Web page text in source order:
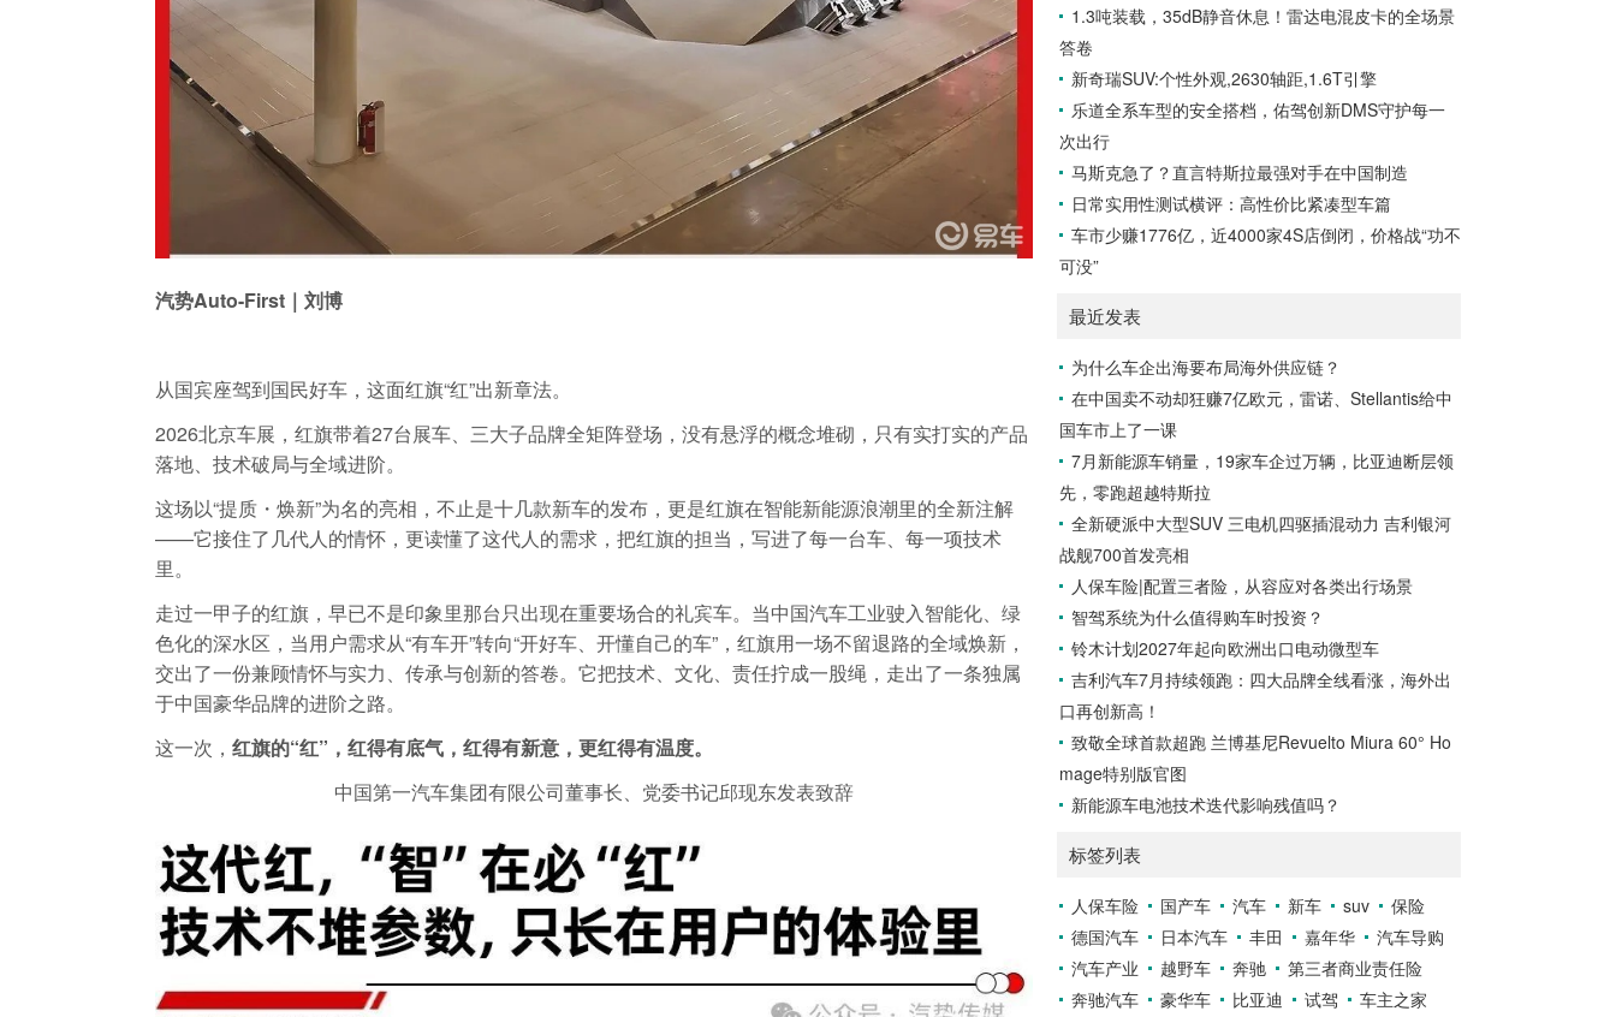
汽势Auto-First｜刘博
从国宾座驾到国民好车，这面红旗“红”出新章法。
2026北京车展，红旗带着27台展车、三大子品牌全矩阵登场，没有悬浮的概念堆砌，只有实打实的产品
落地、技术破局与全域进阶。
这场以“提质・焕新”为名的亮相，不止是十几款新车的发布，更是红旗在智能新能源浪潮里的全新注解
——它接住了几代人的情怀，更读懂了这代人的需求，把红旗的担当，写进了每一台车、每一项技术
里。
走过一甲子的红旗，早已不是印象里那台只出现在重要场合的礼宾车。当中国汽车工业驶入智能化、绿
色化的深水区，当用户需求从“有车开”转向“开好车、开懂自己的车”，红旗用一场不留退路的全域焕新，
交出了一份兼顾情怀与实力、传承与创新的答卷。它把技术、文化、责任拧成一股绳，走出了一条独属
于中国豪华品牌的进阶之路。
这一次， 红旗的“红”，红得有底气，红得有新意，更红得有温度。
中国第一汽车集团有限公司董事长、党委书记邱现东发表致辞
1.3吨装载，35dB静音休息！雷达电混皮卡的全场景
答卷
新奇瑞SUV:个性外观,2630轴距,1.6T引擎
乐道全系车型的安全搭档，佑驾创新DMS守护每一
次出行
马斯克急了？直言特斯拉最强对手在中国制造
日常实用性测试横评：高性价比紧凑型车篇
车市少赚1776亿，近4000家4S店倒闭，价格战“功不
可没”
最近发表
为什么车企出海要布局海外供应链？
在中国卖不动却狂赚7亿欧元，雷诺、Stellantis给中
国车市上了一课
7月新能源车销量，19家车企过万辆，比亚迪断层领
先，零跑超越特斯拉
全新硬派中大型SUV 三电机四驱插混动力 吉利银河
战舰700首发亮相
人保车险|配置三者险，从容应对各类出行场景
智驾系统为什么值得购车时投资？
铃木计划2027年起向欧洲出口电动微型车
吉利汽车7月持续领跑：四大品牌全线看涨，海外出
口再创新高！
致敬全球首款超跑 兰博基尼Revuelto Miura 60° Ho
mage特别版官图
新能源车电池技术迭代影响残值吗？
标签列表
人保车险 国产车 汽车 新车 suv
保险
德国汽车
日本汽车 丰田 嘉年华
汽车导购
汽车产业
越野车 奔驰
第三者商业责任险
奔驰汽车
豪华车 比亚迪 试驾
车主之家